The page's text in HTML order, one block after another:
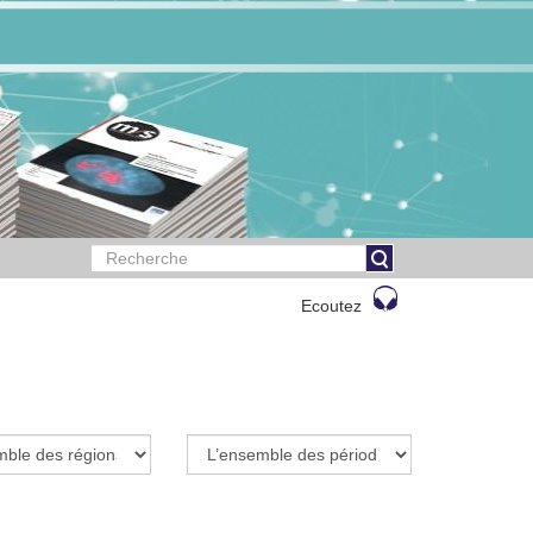
Ecoutez